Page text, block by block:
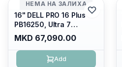
НЕМА НА ЗАЛИХА
16" DELL PRO 16 Plus
PB16250, Ultra 7
265U/16GB RAM (1x
16GB) 5600 Mhz DDR5/
512GB SSD M.2 Nvme/
/cam+mic,bt/backlit KB
MKD 67,090.00
Add